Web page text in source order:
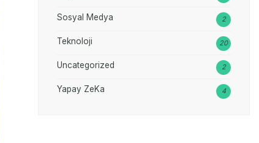
Sosyal Medya 2
Teknoloji 20
Uncategorized 2
Yapay ZeKa 4